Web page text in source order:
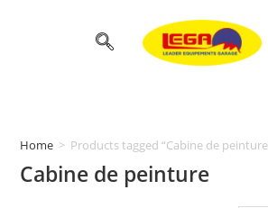
Home > Products tagged “Cabine de
Cabine de peinture